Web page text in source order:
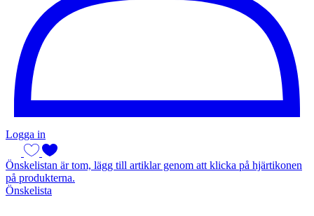
Logga in
Önskelistan är tom, lägg till artiklar genom att klicka på hjärtikonen
på produkterna.
Önskelista